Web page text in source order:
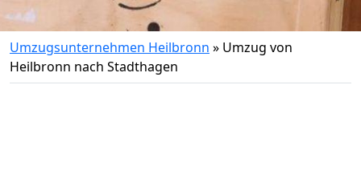
Umzugsunternehmen Heilbronn » Umzug von
Heilbronn nach Stadthagen